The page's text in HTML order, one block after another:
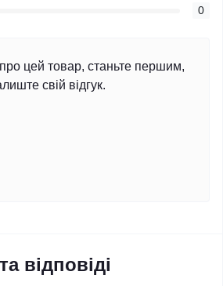
0
про цей товар, станьте першим,
свій відгук.
відповіді